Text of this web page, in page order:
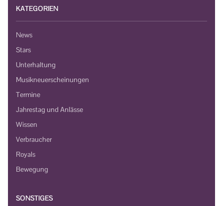
KATEGORIEN
News
Stars
Unterhaltung
Musikneuerscheinungen
Termine
Jahrestag und Anlässe
Wissen
Verbraucher
Royals
Bewegung
SONSTIGES